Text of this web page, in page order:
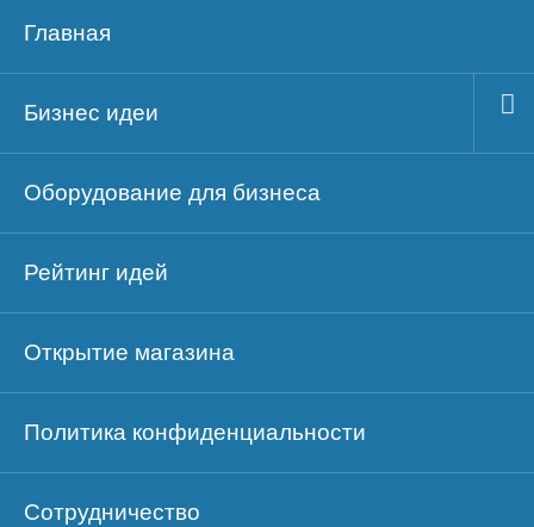
Главная
Бизнес идеи
Оборудование для бизнеса
Рейтинг идей
Открытие магазина
Политика конфиденциальности
Сотрудничество